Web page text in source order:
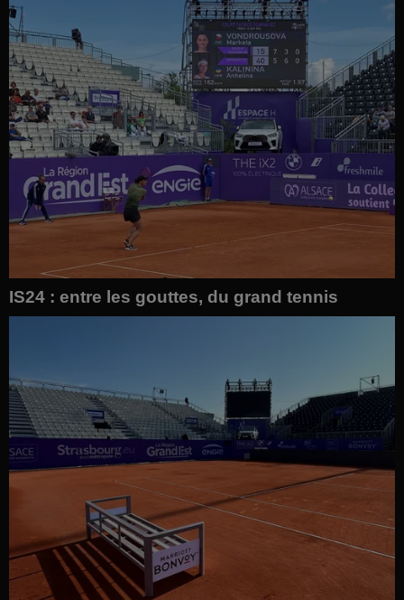
IS24 : entre les gouttes, du grand tennis